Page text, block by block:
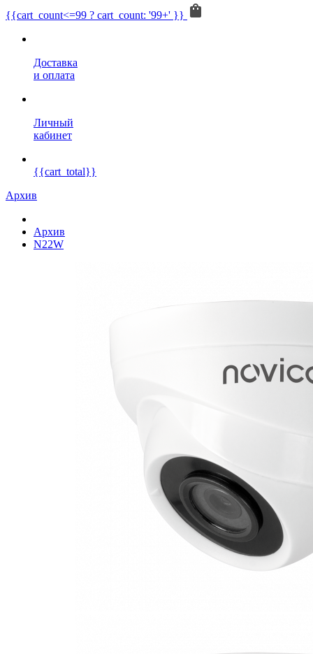
{{cart_count<=99 ? cart_count: '99+' }}
Доставка
и оплата
Личный
кабинет
{{cart_total}}
Архив
Архив
N22W